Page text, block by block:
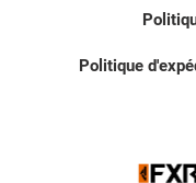
Politique